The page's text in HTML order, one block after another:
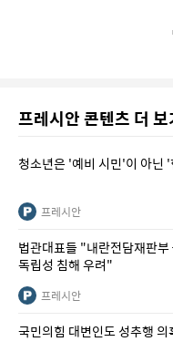
프레시안 콘텐츠 더 보
청소년은 '예비 시민'이 아닌
프레시안
법관대표들 "내란전담재판
독립성 침해 우려"
프레시안
국민의힘 대변인도 성추행